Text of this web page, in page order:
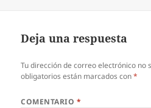
Deja una respuesta
Tu dirección de correo electrónico no
obligatorios están marcados con*
COMENTARIO *